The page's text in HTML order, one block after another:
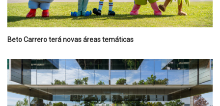
Beto Carrero terá novas áreas temáticas